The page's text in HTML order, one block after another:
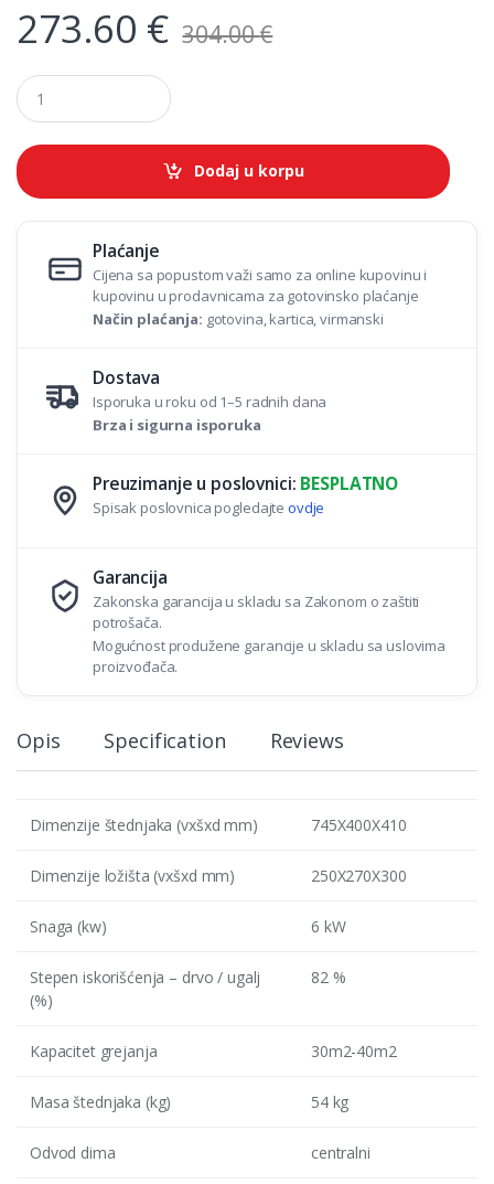
273.60 € 304.00€
Q
u
a
t
i
Dodaj u korpu
Plaćanje
Cijena sa popustom važi samo za online kupovinu i
kupovinu u prodavnicama za gotovinsko plaćanje
Način plaćanja: gotovina, kartica, virmanski
Dostava
Isporuka u roku od 1–5 radnih dana
Brza i sigurna isporuka
Preuzimanje u poslovnici: BESPLATNO
Spisak poslovnica pogledajte ovdje
Garancija
Zakonska garancija u skladu sa Zakonom o zaštiti
potrošača.
Mogućnost produžene garancije u skladu sa uslovima
proizvođača.
Opis Specification Reviews
Dimenzije štednjaka (vxšxd mm) 745X400X410
Dimenzije ložišta (vxšxd mm) 250X270X300
Snaga (kw) 6 kW
Stepen iskorišćenja – drvo / ugalj
(%)
82 %
Kapacitet grejanja 30m2-40m2
Masa štednjaka (kg) 54 kg
Odvod dima centralni